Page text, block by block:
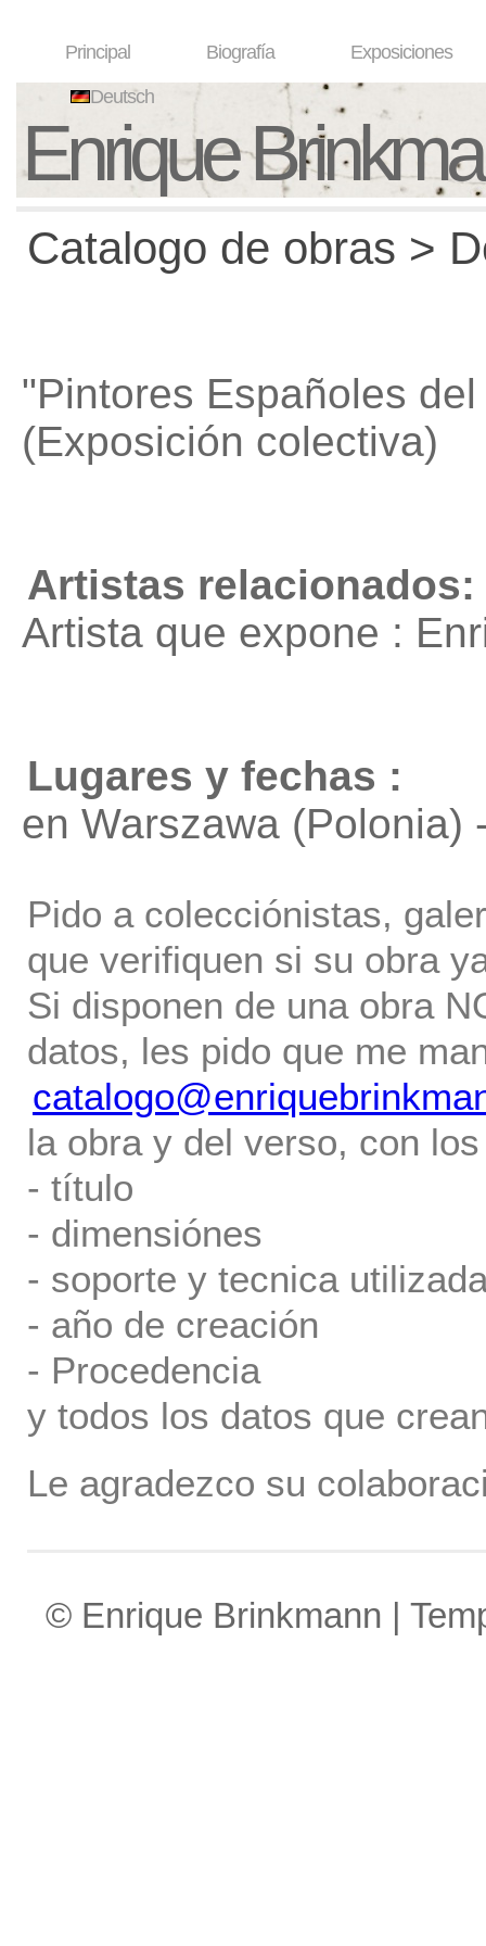
Principal Biografía Exposiciones
Deutsch
Enrique
Catalogo de obras >
"Pintores Españoles
(Exposición colectiva)
Artistas relacionados:
Artista que expone :
Lugares y fechas :
en Warszawa (Polonia)
Pido a colecciónistas,
que verifiquen si su obra
Si disponen de una obra
datos, les pido que me
la obra y del verso, con
- título
- dimensiónes
- soporte y tecnica
- año de creación
- Procedencia
y todos los datos que
Le agradezco su
© Enrique Brinkmann |